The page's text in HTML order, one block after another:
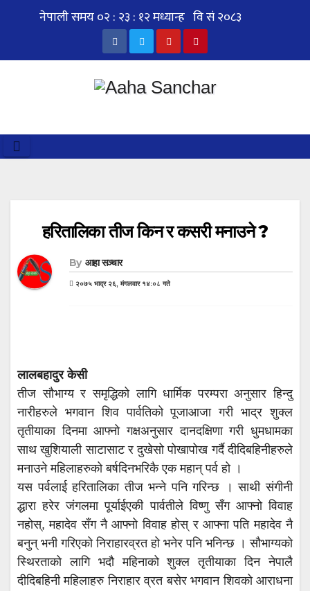
हरितालिका तीज किन र कसरी मनाउने ?
By आहा सञ्चार
२०७५ भाद्र २६, मंगलवार १४:०८ गते
लालबहादुर केसी
तीज सौभाग्य र समृद्धिको लागि धार्मिक परम्परा अनुसार हिन्दु
नारीहरुले भगवान शिव पार्वतिको पूजाआजा गरी भाद्र शुक्ल
तृतीयाका दिनमा आफ्नो गक्षअनुसार दानदक्षिणा गरी धुमधामका
साथ खुशियाली साटासाट र दुखेसो पोखापोख गर्दै दीदिबहिनीहरुले
मनाउने महिलाहरुको बर्षदिनभरिकै एक महान् पर्व हो ।
यस पर्वलाई हरितालिका तीज भन्ने पनि गरिन्छ । साथी संगीनी
द्धारा हरेर जंगलमा पूर्याईएकी पार्वतीले विष्णु सँग आफ्नो विवाह
नहोस्, महादेव सँग नै आफ्नो विवाह होस् र आफ्ना पति महादेव नै
बनुन् भनी गरिएको निराहारव्रत हो भनेर पनि भनिन्छ । सौभाग्यको
स्थिरताको लागि भदौ महिनाको शुक्ल तृतीयाका दिन नेपालै
दीदिबहिनी महिलाहरु निराहार व्रत बसेर भगवान शिवको आराधना